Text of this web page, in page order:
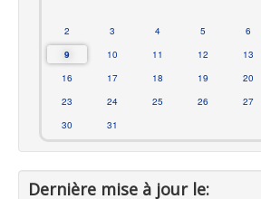
2
3 4 5 6
9
10 11 12 13
16
17 18 19 20
23
24 25 26 27
30
31
Dernière mise à jour le: